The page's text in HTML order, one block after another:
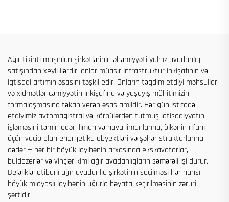
Ağır tikinti maşınları şirkətlərinin əhəmiyyəti yalnız avadanlıq
satışından xeyli ilərdir; onlar müasir infrastruktur inkişafının və
iqtisadi artımın əsasını təşkil edir. Onların təqdim etdiyi məhsullar
və xidmətlər cəmiyyətin inkişafına və yaşayış mühitimizin
formalaşmasına təkan verən əsas amildir. Hər gün istifadə
etdiyimiz avtomagistral və körpülərdən tutmuş iqtisadiyyatın
işləməsini təmin edən liman və hava limanlarına, ölkənin rifahı
üçün vacib olan energetika obyektləri və şəhər strukturlarına
qədər — hər bir böyük layihənin arxasında ekskavatorlar,
buldozerlər və vinçlər kimi ağır avadanlıqların səmərəli işi durur.
Beləliklə, etibarlı ağır avadanlıq şirkətinin seçilməsi hər hansı
böyük miqyaslı layihənin uğurla həyata keçirilməsinin zəruri
şərtidir.